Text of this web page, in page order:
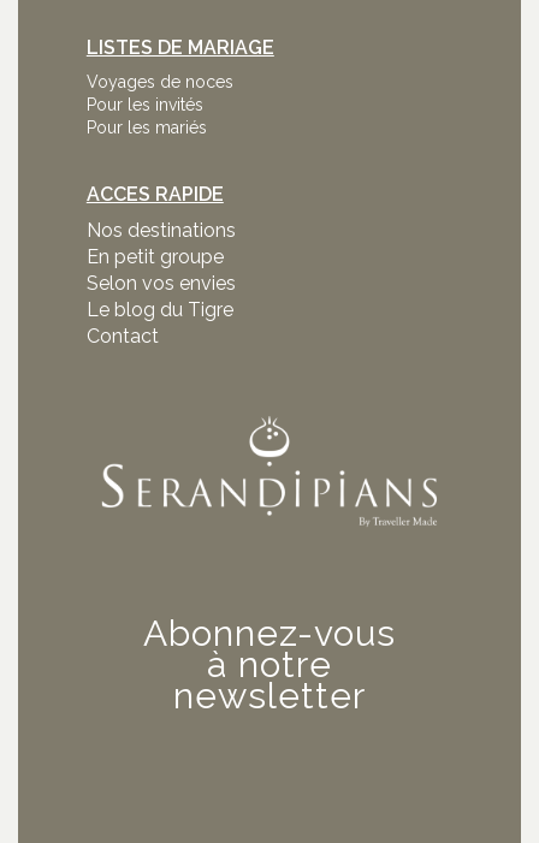
LISTES DE MARIAGE
Voyages de noces
Pour les invités
Pour les mariés
ACCES RAPIDE
Nos destinations
En petit groupe
Selon vos envies
Le blog du Tigre
Contact
Abonnez-vous
à notre
newsletter